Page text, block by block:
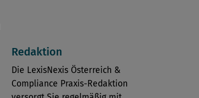
Redaktion
Die LexisNexis Österreich &
Compliance Praxis-Redaktion